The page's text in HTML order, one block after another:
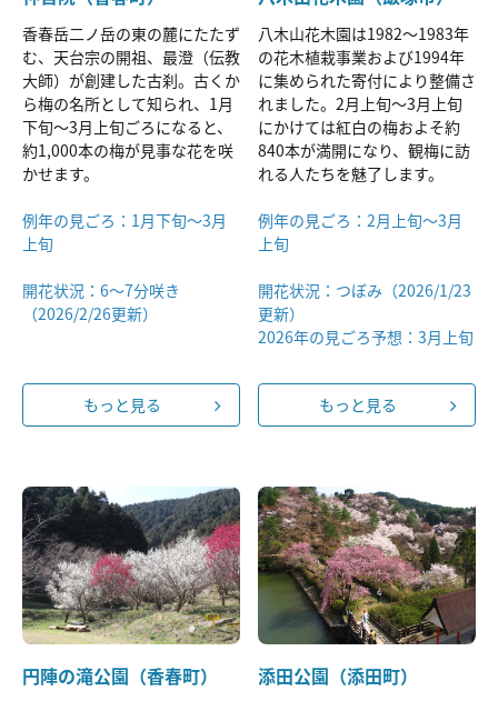
香春岳⼆ノ岳の東の麓にたたず
む、天台宗の開祖、最澄（伝教
⼤師）が創建した古刹。古くか
ら梅の名所として知られ、1月
下旬～3月上旬ごろになると、
約1,000本の梅が見事な花を咲
かせます。
例年の見ごろ：1月下旬〜3月
上旬
開花状況：6～7分咲き
（2026/2/26更新）
もっと見る
八木山花木園は1982～1983年
の花木植栽事業および1994年
に集められた寄付により整備さ
れました。2月上旬～3月上旬
にかけては紅白の梅およそ約
840本が満開になり、観梅に訪
れる人たちを魅了します。
例年の見ごろ：2月上旬〜3月
上旬
開花状況：つぼみ（2026/1/23
更新）
2026年の見ごろ予想：3月上旬
もっと見る
円陣の滝公園（香春町） 添田公園（添田町）